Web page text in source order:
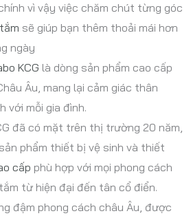
vì vậy việc chăm chút từng góc
sẽ giúp bạn thêm thoải mái hơn
ngày
KCG là dòng sản phẩm cao cấp
Âu, mang lại cảm giác thân
với mỗi gia đình.
đã có mặt trên thị trường 20 năm,
phẩm thiết bị vệ sinh và thiết
cấp phù hợp với mọi phong cách
từ hiện đại đến tân cổ điển.
đậm phong cách châu Âu, được